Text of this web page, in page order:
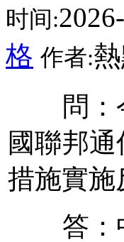
时间:
格 作者:
問：今
國聯邦
措施實施
答：中